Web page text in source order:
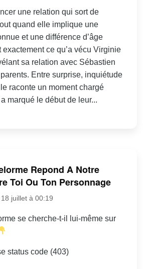
une relation qui sort de
quand elle implique une
et une différence d’âge
exactement ce qu’a vécu Virginie
sa relation avec Sébastien
Entre surprise, inquiétude
raconte un moment chargé
marqué le début de leur...
Repond A Notre
Toi Ou Ton Personnage
juillet à 00:19
se cherche-t-il lui-même sur
status code (403)